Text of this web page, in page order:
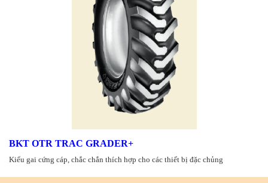
BKT OTR TRAC GRADER+
Kiểu gai cứng cáp, chắc chắn thích hợp cho các thiết bị đặc chủng